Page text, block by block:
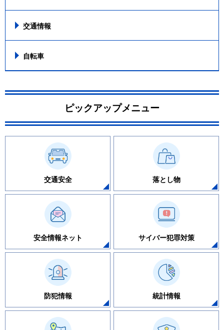
交通情報
自転車
ピックアップメニュー
交通安全 落とし物
安全情報ネット サイバー犯罪対策
防犯情報 統計情報